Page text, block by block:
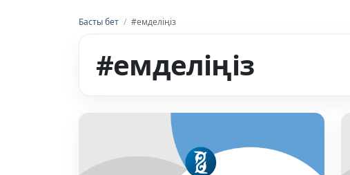
Басты бет / #емделіңіз
#емделіңіз